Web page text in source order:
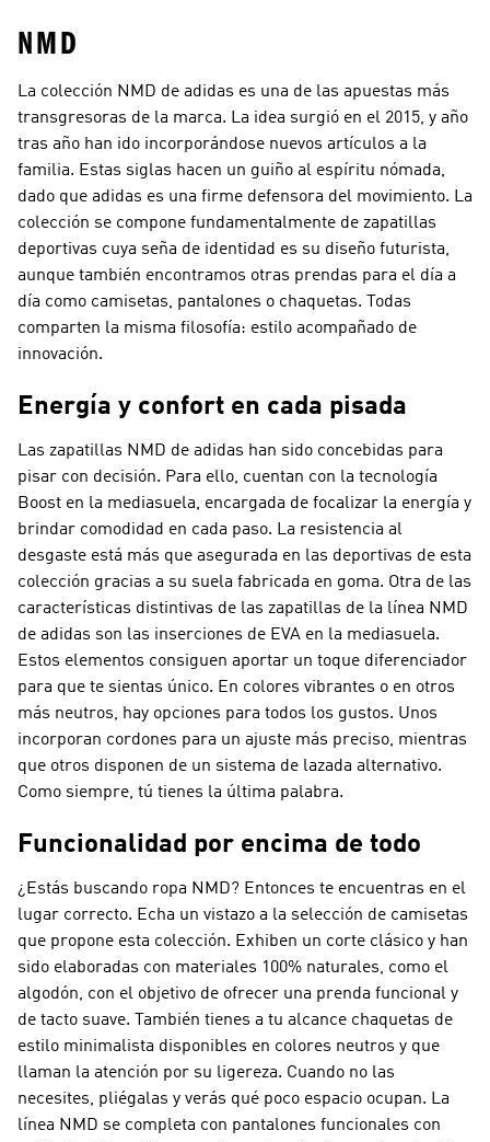
NMD
La colección NMD de adidas es una de las apuestas más
transgresoras de la marca. La idea surgió en el 2015, y año
tras año han ido incorporándose nuevos artículos a la
familia. Estas siglas hacen un guiño al espíritu nómada,
dado que adidas es una firme defensora del movimiento. La
colección se compone fundamentalmente de zapatillas
deportivas cuya seña de identidad es su diseño futurista,
aunque también encontramos otras prendas para el día a
día como camisetas, pantalones o chaquetas. Todas
comparten la misma filosofía: estilo acompañado de
innovación.
Energía y confort en cada pisada
Las zapatillas NMD de adidas han sido concebidas para
pisar con decisión. Para ello, cuentan con la tecnología
Boost en la mediasuela, encargada de focalizar la energía y
brindar comodidad en cada paso. La resistencia al
desgaste está más que asegurada en las deportivas de esta
colección gracias a su suela fabricada en goma. Otra de las
características distintivas de las zapatillas de la línea NMD
de adidas son las inserciones de EVA en la mediasuela.
Estos elementos consiguen aportar un toque diferenciador
para que te sientas único. En colores vibrantes o en otros
más neutros, hay opciones para todos los gustos. Unos
incorporan cordones para un ajuste más preciso, mientras
que otros disponen de un sistema de lazada alternativo.
Como siempre, tú tienes la última palabra.
Funcionalidad por encima de todo
¿Estás buscando ropa NMD? Entonces te encuentras en el
lugar correcto. Echa un vistazo a la selección de camisetas
que propone esta colección. Exhiben un corte clásico y han
sido elaboradas con materiales 100% naturales, como el
algodón, con el objetivo de ofrecer una prenda funcional y
de tacto suave. También tienes a tu alcance chaquetas de
estilo minimalista disponibles en colores neutros y que
llaman la atención por su ligereza. Cuando no las
necesites, pliégalas y verás qué poco espacio ocupan. La
línea NMD se completa con pantalones funcionales con